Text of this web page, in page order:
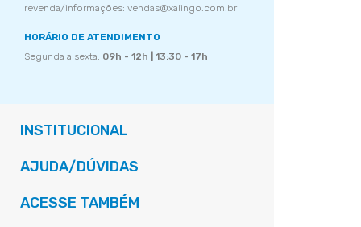
revenda/informações: vendas@xalingo.com.br
HORÁRIO DE ATENDIMENTO
Segunda a sexta: 09h - 12h | 13:30 - 17h
INSTITUCIONAL
AJUDA/DÚVIDAS
ACESSE TAMBÉM